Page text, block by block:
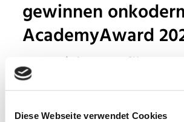
Diese Webseite verwendet Cookies
gewinnen
AcademyAward
Auszeichnung für
innovativer digitaler